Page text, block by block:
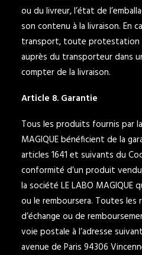
ou du livreur, l’état de
son contenu à la livraison. En
transport, toute
auprès du transporteur dans
compter de la livraison.
Article 8. Garantie
Tous les produits fournis par
MAGIQUE bénéficient de la
articles 1641 et suivants du
conformité d’un produit
la société LE LABO MAGIQUE
ou le remboursera. Toutes les
d’échange ou de
voie postale à l’adresse
avenue de Paris 94306